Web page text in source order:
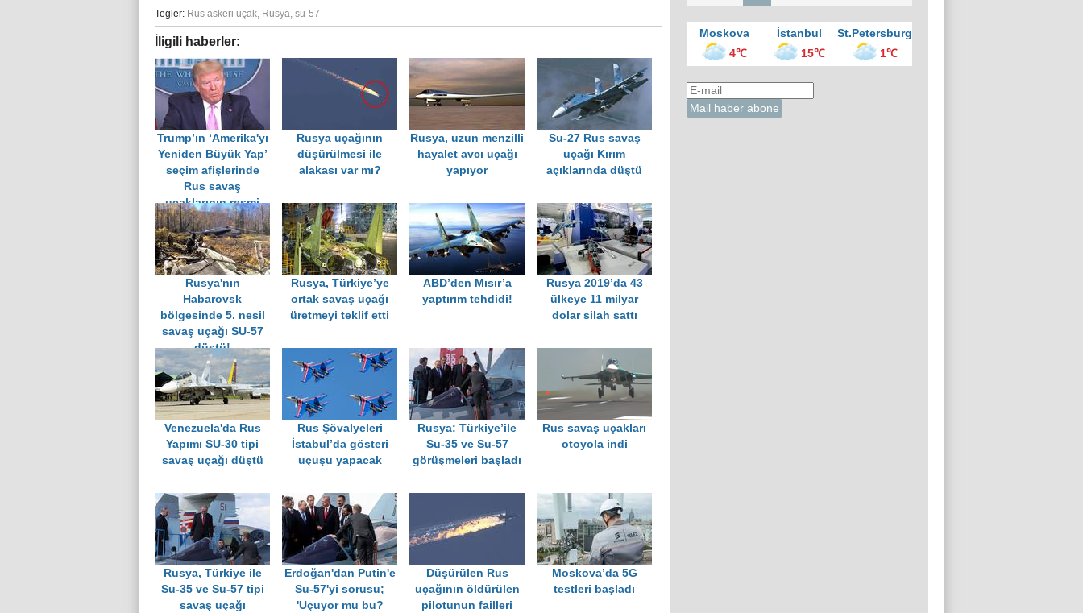
Tegler: Rus askeri uçak, Rusya, su-57
İligili haberler:
Trump’ın ‘Amerika'yı
Yeniden Büyük Yap’
seçim afişlerinde
Rus savaş
uçaklarının resmi
kullanıldı
Rusya uçağının
düşürülmesi ile
alakası var mı?
Rusya, uzun menzilli
hayalet avcı uçağı
yapıyor
Su-27 Rus savaş
uçağı Kırım
açıklarında düştü
Rusya'nın
Habarovsk
bölgesinde 5. nesil
savaş uçağı SU-57
düştü!
Rusya, Türkiye’ye
ortak savaş uçağı
üretmeyi teklif etti
ABD’den Mısır’a
yaptırım tehdidi!
Rusya 2019’da 43
ülkeye 11 milyar
dolar silah sattı
Venezuela'da Rus
Yapımı SU-30 tipi
savaş uçağı düştü
Rus Şövalyeleri
İstabul’da gösteri
uçuşu yapacak
Rusya: Türkiye’ile
Su-35 ve Su-57
görüşmeleri başladı
Rus savaş uçakları
otoyola indi
Rusya, Türkiye ile
Su-35 ve Su-57 tipi
savaş uçağı
Erdoğan'dan Putin'e
Su-57'yi sorusu;
'Uçuyor mu bu?
Düşürülen Rus
uçağının öldürülen
pilotunun failleri
Moskova’da 5G
testleri başladı
Moskova İstanbul
St.Petersburg
4℃
15℃ 1℃